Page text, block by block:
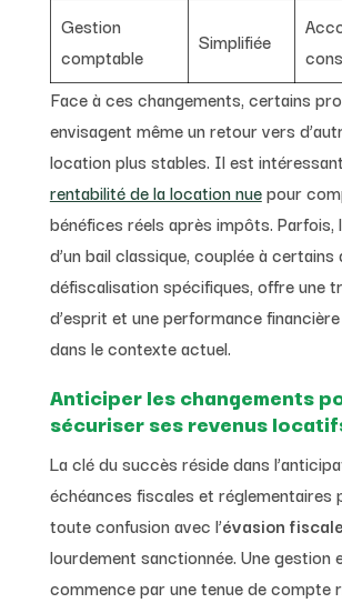
Gestion
comptable
Simplifiée
Face à ces changements, certains
envisagent même un retour vers
location plus stables. Il est
rentabilité de la location nuepour
bénéfices réels après impôts. Parfois,
d’un bail classique, couplée à
défiscalisation spécifiques, offre une
d’esprit et une performance
dans le contexte actuel.
Anticiper les changements
sécuriser ses revenus
La clé du succès réside dans
échéances fiscales et réglementaires
toute confusion avec l’évasion fiscale
lourdement sanctionnée. Une gestion
commence par une tenue de compte